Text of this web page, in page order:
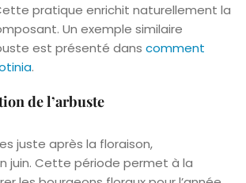
pratique enrichit naturellement la
Un exemple similaire
est présenté dans comment
.
de l’arbuste
juste après la floraison,
juin. Cette période permet à la